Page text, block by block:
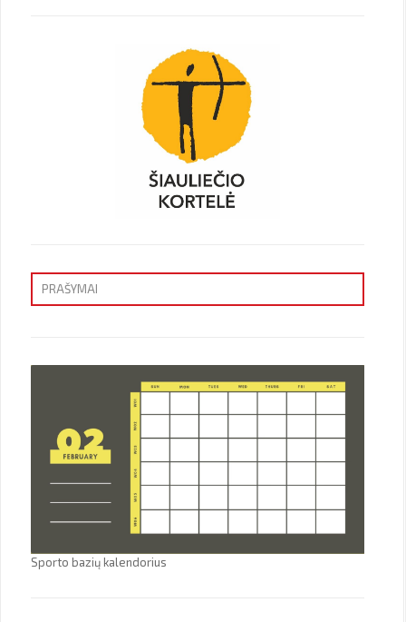
PRAŠYMAI
Sporto bazių kalendorius